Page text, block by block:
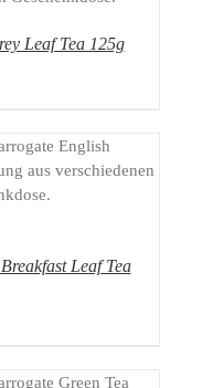
Leaf Tea 125g
Leaf Tea